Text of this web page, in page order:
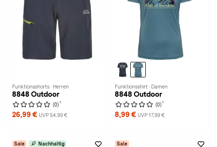
Funktionsshorts · Herren
8848 Outdoor
(0) 1
26,99 € UVP 54,99 €
Funktionsshirt · Damen
8848 Outdoor
(0) 1
8,99 € UVP 17,99 €
Sale Nachhaltig Sale